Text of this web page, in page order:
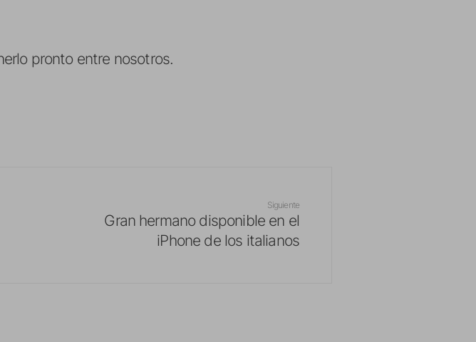
pronto entre nosotros.
Siguiente
Gran hermano disponible en el
iPhone de los italianos